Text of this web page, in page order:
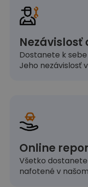
Nezávislosť
Dostanete k
Jeho nezávislosť
Online
Všetko
nafotené v